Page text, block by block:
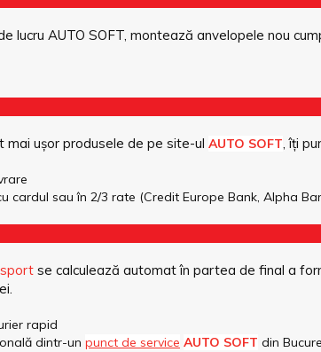
lucru AUTO SOFT, montează anvelopele nou
mai ușor produsele de pe site-ul AUTO SOFT, îți
cardul sau în 2/3 rate (Credit Europe Bank, Alpha
se calculează automat în partea de final a
rapid
dintr-un punct de service AUTO SOFT din